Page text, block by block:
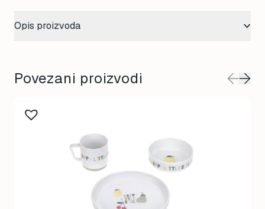
Opis proizvoda
Povezani proizvodi